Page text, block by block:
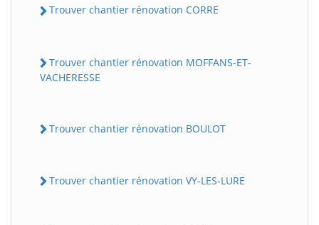
Trouver chantier rénovation CORRE
Trouver chantier rénovation MOFFANS-ET-
VACHERESSE
Trouver chantier rénovation BOULOT
Trouver chantier rénovation VY-LES-LURE